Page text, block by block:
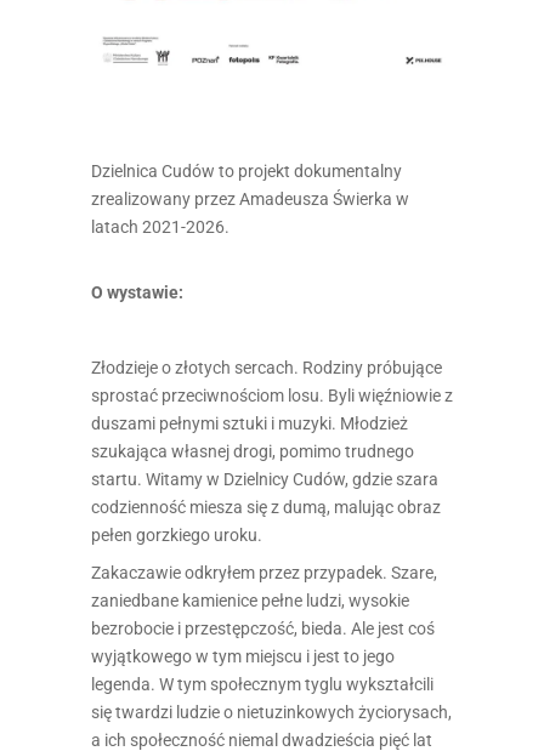
Dzielnica Cudów to projekt dokumentalny
zrealizowany przez Amadeusza Świerka w
latach 2021-2026.
O wystawie:
Złodzieje o złotych sercach. Rodziny próbujące
sprostać przeciwnościom losu. Byli więźniowie z
duszami pełnymi sztuki i muzyki. Młodzież
szukająca własnej drogi, pomimo trudnego
startu. Witamy w Dzielnicy Cudów, gdzie szara
codzienność miesza się z dumą, malując obraz
pełen gorzkiego uroku.
Zakaczawie odkryłem przez przypadek. Szare,
zaniedbane kamienice pełne ludzi, wysokie
bezrobocie i przestępczość, bieda. Ale jest coś
wyjątkowego w tym miejscu i jest to jego
legenda. W tym społecznym tyglu wykształcili
się twardzi ludzie o nietuzinkowych życiorysach,
a ich społeczność niemal dwadzieścia pięć lat